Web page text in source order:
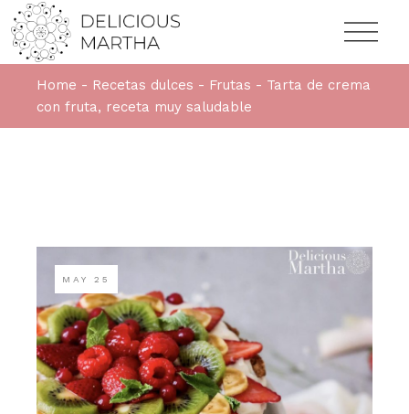
Home Recetas dulces Frutas
Tarta de crema
con fruta, receta muy saludable
MAY 25